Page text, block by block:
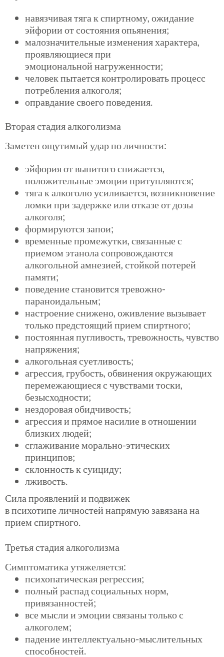
навязчивая тяга к спиртному, ожидание
эйфории от состояния опьянения;
малозначительные изменения характера,
проявляющиеся при
эмоциональной нагруженности;
человек пытается контролировать процесс
потребления алкоголя;
оправдание своего поведения.
Вторая стадия алкоголизма
Заметен ощутимый удар по личности:
эйфория от выпитого снижается,
положительные эмоции притупляются;
тяга к алкоголю усиливается, возникновение
ломки при задержке или отказе от дозы
алкоголя;
формируются запои;
временные промежутки, связанные с
приемом этанола сопровождаются
алкогольной амнезией, стойкой потерей
памяти;
поведение становится тревожно-
параноидальным;
настроение снижено, оживление вызывает
только предстоящий прием спиртного;
постоянная пугливость, тревожность, чувство
напряжения;
алкогольная суетливость;
агрессия, грубость, обвинения окружающих
перемежающиеся с чувствами тоски,
безысходности;
нездоровая обидчивость;
агрессия и прямое насилие в отношении
близких людей;
сглаживание морально-этических
принципов;
склонность к суициду;
лживость.
Сила проявлений и подвижек
впсихотипе личностей напрямую завязана на
прием спиртного.
Третья стадия алкоголизма
Симптоматика утяжеляется:
психопатическая регрессия;
полный распад социальных норм,
привязанностей;
все мысли и эмоции связаны только с
алкоголем;
падение интеллектуально-мыслительных
способностей.